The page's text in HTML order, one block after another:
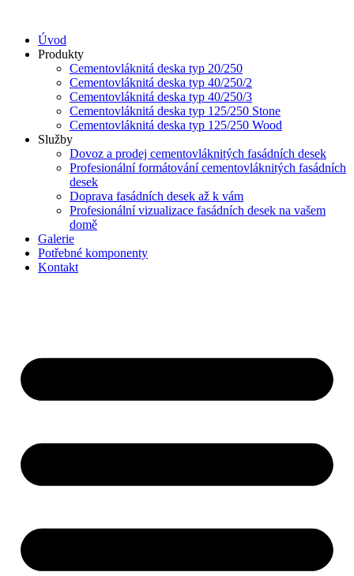
obsahuÚvod
Produkty
Cementovláknitá deska typ 20/250
Cementovláknitá deska typ 40/250/2
Cementovláknitá deska typ 40/250/3
Cementovláknitá deska typ 125/250 Stone
Cementovláknitá deska typ 125/250 Wood
Služby
Dovoz a prodej cementovláknitých fasádních desek
Profesionální formátování cementovláknitých fasádních
desek
Doprava fasádních desek až k vám
Profesionální vizualizace fasádních desek na vašem
domě
Galerie
Potřebné komponenty
Kontakt